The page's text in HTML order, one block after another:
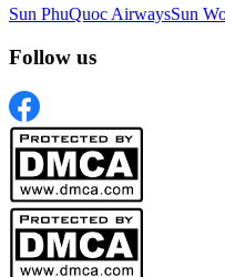
Sun PhuQuoc AirwaysSun
Follow us